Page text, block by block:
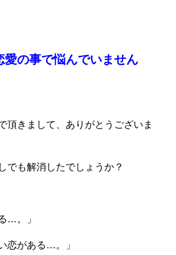
愛の事で悩んでいません
頂きまして、ありがとうございま
でも解消したでしょうか？
…。」
恋がある…。」